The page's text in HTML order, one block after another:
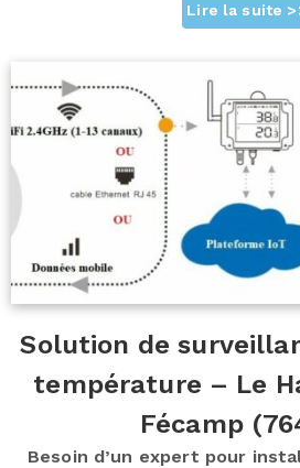
Lire la suite
Solution de
température – Le
Fécamp
Besoin d’un expert pour